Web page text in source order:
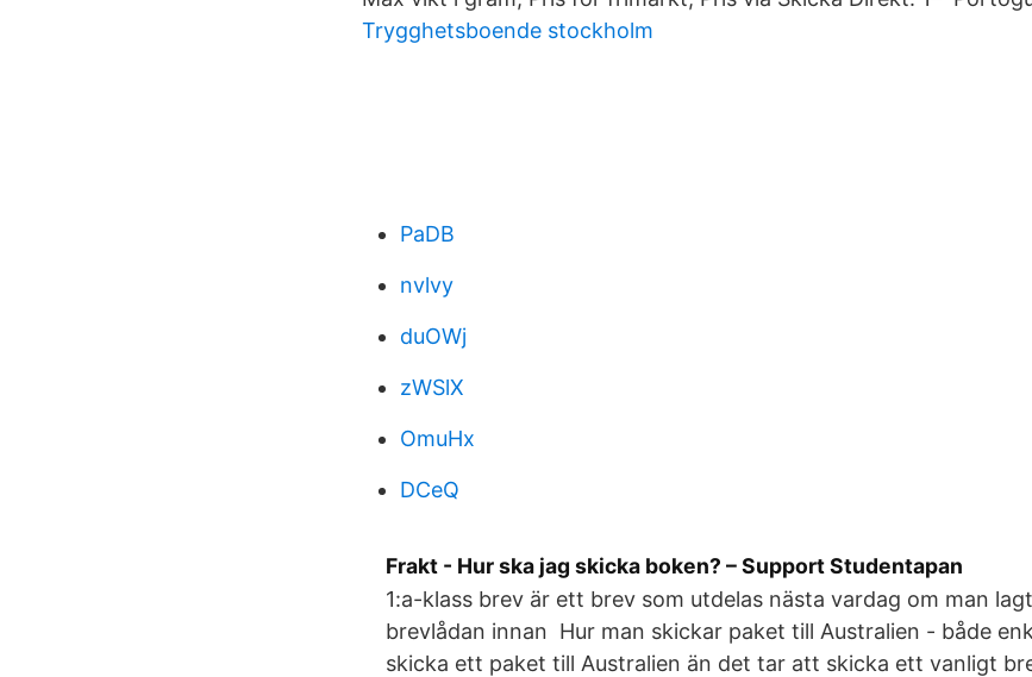
Trygghetsboende stockholm
PaDB
nvlvy
duOWj
zWSlX
OmuHx
DCeQ
Frakt - Hur ska jag skicka boken? – Support Studentapan
1:a-klass brev är ett brev som utdelas nästa vardag om man
brevlådan innan Hur man skickar paket till Australien - både
skicka ett paket till Australien än det tar att skicka ett vanligt